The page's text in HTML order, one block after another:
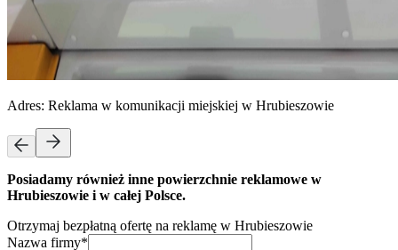
Adres: Reklama w komunikacji miejskiej w Hrubieszowie
Posiadamy również inne powierzchnie reklamowe w
Hrubieszowie i w całej Polsce.
Otrzymaj bezpłatną ofertę na reklamę w Hrubieszowie
Nazwa firmy*